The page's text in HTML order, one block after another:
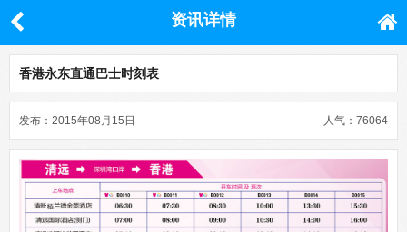
资讯详情
香港永东直通巴士时刻表
人气：76064
发布：2015年08月15日